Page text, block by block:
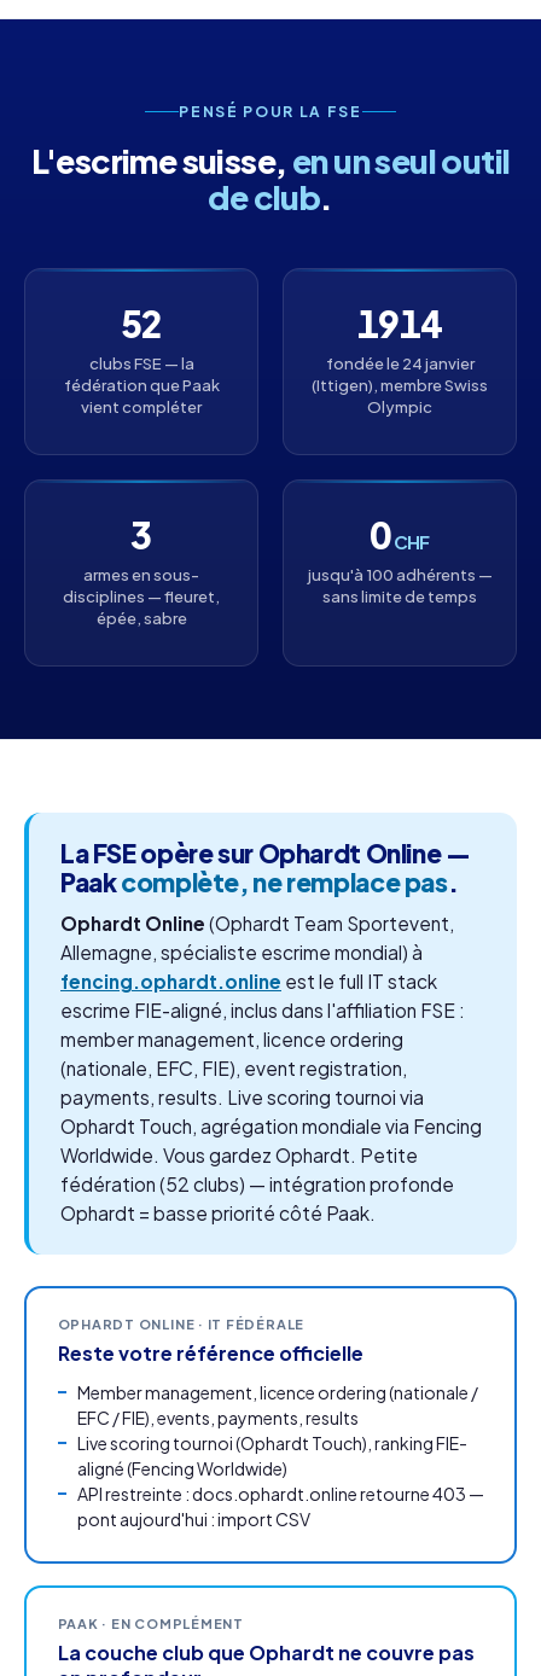
PENSÉ POUR LA FSE
L'escrime suisse, en un seul outil
de club.
52
clubs FSE — la
fédération que Paak
vient compléter
1914
fondée le 24 janvier
(Ittigen), membre Swiss
Olympic
3
armes en sous-
disciplines — fleuret,
épée, sabre
0CHF
jusqu'à 100 adhérents —
sans limite de temps
La FSE opère sur Ophardt Online —
Paakcomplète, ne remplace pas.
Ophardt Online (Ophardt Team Sportevent,
Allemagne, spécialiste escrime mondial) à
fencing.ophardt.online est le full IT stack
escrime FIE-aligné, inclus dans l'affiliation FSE :
member management, licence ordering
(nationale, EFC, FIE), event registration,
payments, results. Live scoring tournoi via
Ophardt Touch, agrégation mondiale via Fencing
Worldwide. Vous gardez Ophardt. Petite
fédération (52 clubs) — intégration profonde
Ophardt = basse priorité côté Paak.
OPHARDT ONLINE · IT FÉDÉRALE
Reste votre référence officielle
Member management, licence ordering (nationale /
EFC / FIE), events, payments, results
Live scoring tournoi (Ophardt Touch), ranking FIE-
aligné (Fencing Worldwide)
API restreinte : docs.ophardt.online retourne 403 —
pont aujourd'hui : import CSV
PAAK · EN COMPLÉMENT
La couche club que Ophardt ne couvre pas